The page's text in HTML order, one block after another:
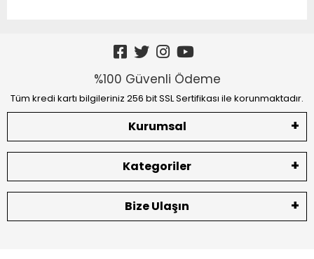
%100 Güvenli Ödeme
Tüm kredi kartı bilgileriniz 256 bit SSL Sertifikası ile korunmaktadır.
Kurumsal
Kategoriler
Bize Ulaşın